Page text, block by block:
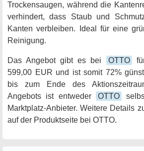
Trockensaugen, während die
verhindert, dass Staub und
Kanten verbleiben. Ideal für eine
Reinigung.
Das Angebot gibt es bei OTTO
599,00 EUR und ist somit 72%
bis zum Ende des
Angebots ist entweder
OTTO
Marktplatz-Anbieter. Weitere Details
auf der Produktseite bei OTTO.